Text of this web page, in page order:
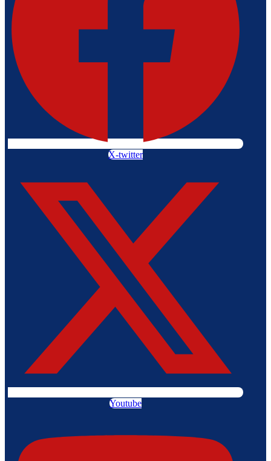
X-twitter
Youtube